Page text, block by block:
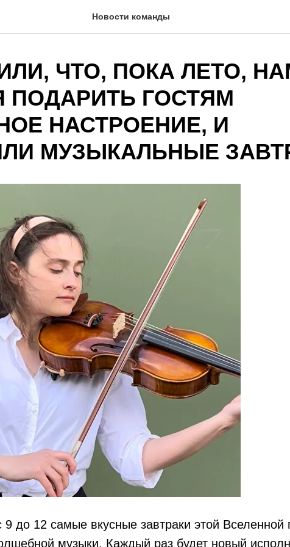
Новости команды
ЧТО, ПОКА ЛЕТО,
ПОДАРИТЬ ГОСТЯМ
НАСТРОЕНИЕ, И
МУЗЫКАЛЬНЫЕ
до 12 самые вкусные завтраки этой Вселенной
музыки. Каждый раз будет новый